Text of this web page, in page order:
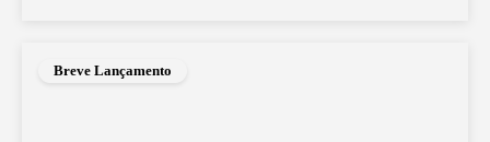
Breve Lançamento